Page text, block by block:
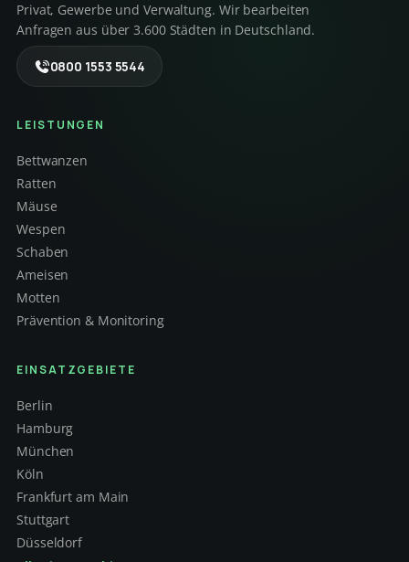
Privat, Gewerbe und Verwaltung. Wir bearbeiten
Anfragen aus über 3.600 Städten in Deutschland.
0800 1553 5544
LEISTUNGEN
Bettwanzen
Ratten
Mäuse
Wespen
Schaben
Ameisen
Motten
Prävention & Monitoring
EINSATZGEBIETE
Berlin
Hamburg
München
Köln
Frankfurt am Main
Stuttgart
Düsseldorf